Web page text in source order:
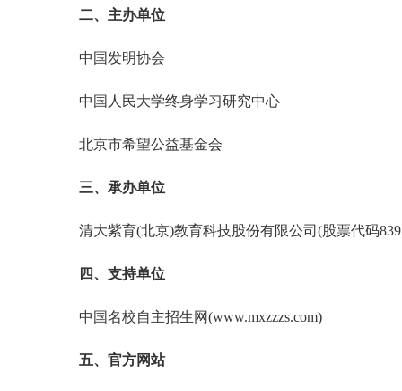
二、主办单位
中国发明协会
中国人民大学终身学习研究中心
北京市希望公益基金会
三、承办单位
清大紫育(北京)教育科技股份有限公司(股票代码
四、支持单位
中国名校自主招生网(www.mxzzzs.com)
五、官方网站